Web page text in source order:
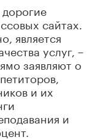
сайтах.
является
услуг, –
заявляют о
и их
и